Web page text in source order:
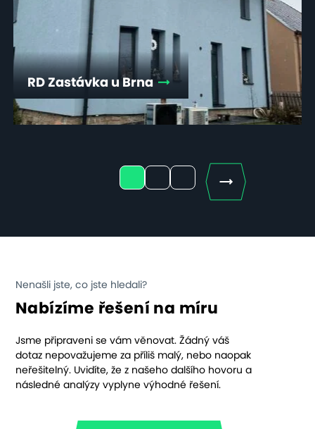
RD Zastávka u Brna
Next
Nenašli jste, co jste hledali?
Nabízíme řešení na míru
Jsme připraveni se vám věnovat. Žádný váš
dotaz nepovažujeme za příliš malý, nebo naopak
neřešitelný. Uvidíte, že z našeho dalšího hovoru a
následné analýzy vyplyne výhodné řešení.